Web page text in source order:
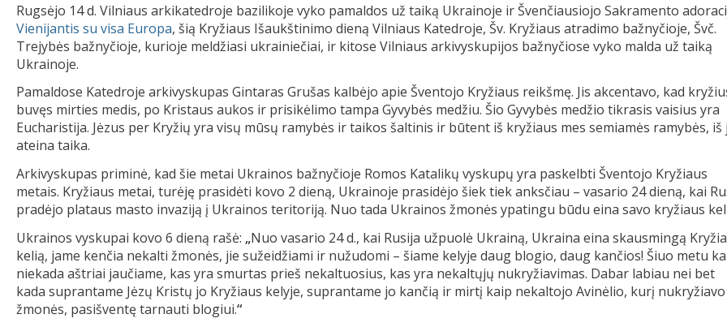
Rugsėjo 14 d. Vilniaus arkikatedroje bazilikoje vyko pamaldos už taiką Ukrainoje ir Švenčiausiojo Sakramento
Vienijantis su visa Europa, šią Kryžiaus Išaukštinimo dieną Vilniaus Katedroje, Šv. Kryžiaus atradimo bažnyčioje, Švč.
Trejybės bažnyčioje, kurioje meldžiasi ukrainiečiai, ir kitose Vilniaus arkivyskupijos bažnyčiose vyko malda už taiką
Ukrainoje.
Pamaldose Katedroje arkivyskupas Gintaras Grušas kalbėjo apie Šventojo Kryžiaus reikšmę. Jis akcentavo, kad
buvęs mirties medis, po Kristaus aukos ir prisikėlimo tampa Gyvybės medžiu. Šio Gyvybės medžio tikrasis vaisius yra
Eucharistija. Jėzus per Kryžių yra visų mūsų ramybės ir taikos šaltinis ir būtent iš kryžiaus mes semiamės ramybės, iš
ateina taika.
Arkivyskupas priminė, kad šie metai Ukrainos bažnyčioje Romos Katalikų vyskupų yra paskelbti Šventojo Kryžiaus
metais. Kryžiaus metai, turėję prasidėti kovo 2 dieną, Ukrainoje prasidėjo šiek tiek anksčiau – vasario 24 dieną, kai
pradėjo plataus masto invaziją į Ukrainos teritoriją. Nuo tada Ukrainos žmonės ypatingu būdu eina savo kryžiaus
Ukrainos vyskupai kovo 6 dieną rašė: „Nuo vasario 24 d., kai Rusija užpuolė Ukrainą, Ukraina eina skausmingą
kelią, jame kenčia nekalti žmonės, jie sužeidžiami ir nužudomi – šiame kelyje daug blogio, daug kančios! Šiuo metu
niekada aštriai jaučiame, kas yra smurtas prieš nekaltuosius, kas yra nekaltųjų nukryžiavimas. Dabar labiau nei bet
kada suprantame Jėzų Kristų jo Kryžiaus kelyje, suprantame jo kančią ir mirtį kaip nekaltojo Avinėlio, kurį nukryžiavo
žmonės, pasišventę tarnauti blogiui.“